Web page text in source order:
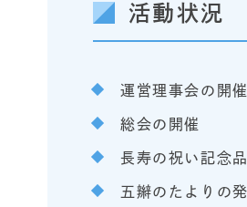
活動状況
運営理事会の開催
総会の開催
長寿の祝い記念
五辮のたよりの